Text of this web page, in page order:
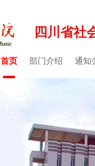
四川省社
首页 部门介绍 通知